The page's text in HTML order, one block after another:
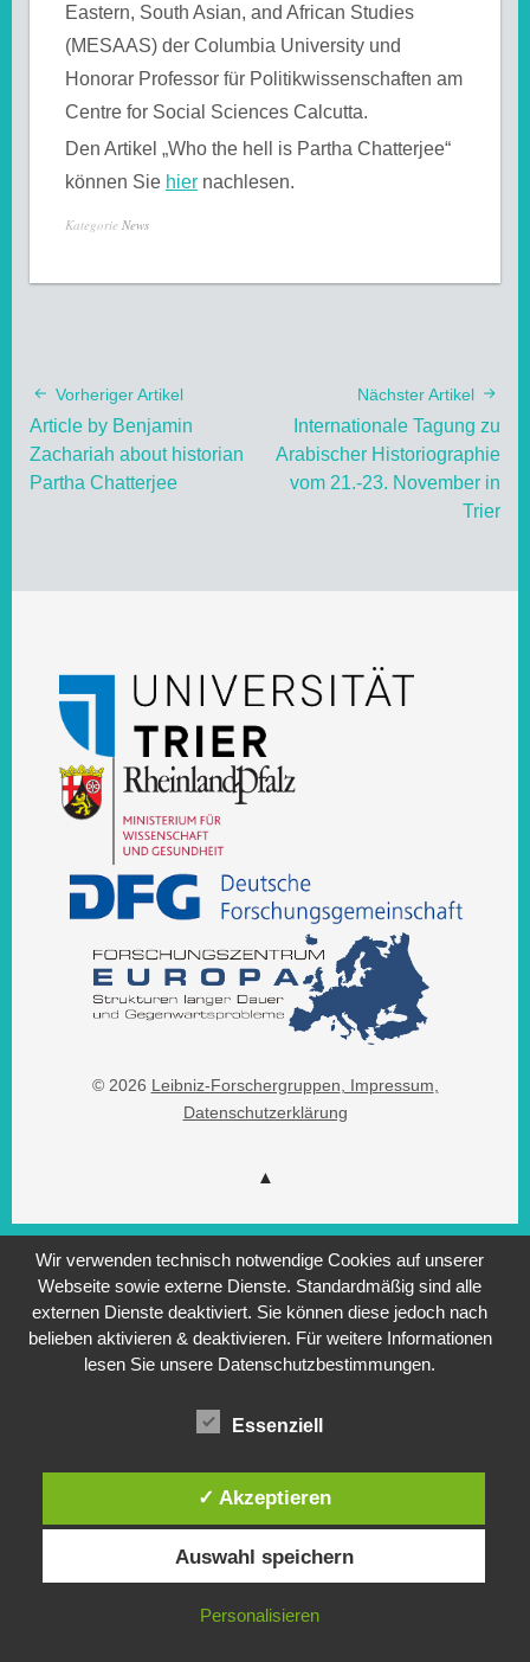
Eastern, South Asian, and African Studies
(MESAAS) der Columbia University und
Honorar Professor für Politikwissenschaften am
Centre for Social Sciences Calcutta.
Den Artikel „Who the hell is Partha Chatterjee“
können Sie hier nachlesen.
Kategorie News
Vorheriger Artikel
Article by Benjamin
Zachariah about historian
Partha Chatterjee
Nächster Artikel
Internationale Tagung zu
Arabischer Historiographie
vom 21.-23. November in
Trier
© 2026 Leibniz-Forschergruppen , Impressum
Datenschutzerklärung
Wir verwenden technisch notwendige Cookies auf unserer
Webseite sowie externe Dienste. Standardmäßig sind alle
externen Dienste deaktiviert. Sie können diese jedoch nach
belieben aktivieren & deaktivieren. Für weitere Informationen
lesen Sie unsere Datenschutzbestimmungen.
Essenziell
✓ Akzeptieren
Auswahl speichern
Personalisieren